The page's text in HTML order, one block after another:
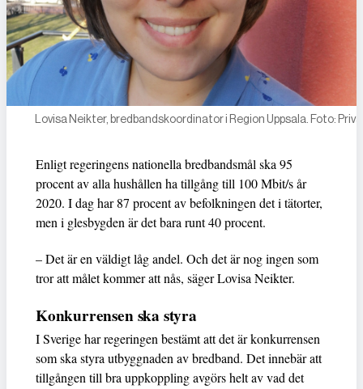
Lovisa Neikter, bredbandskoordinator i Region Uppsala. Foto:
Enligt regeringens nationella bredbandsmål ska 95
procent av alla hushållen ha tillgång till 100 Mbit/s år
2020. I dag har 87 procent av befolkningen det i tätorter,
men i glesbygden är det bara runt 40 procent.
– Det är en väldigt låg andel. Och det är nog ingen som
tror att målet kommer att nås, säger Lovisa Neikter.
Konkurrensen ska styra
I Sverige har regeringen bestämt att det är konkurrensen
som ska styra utbyggnaden av bredband. Det innebär att
tillgången till bra uppkoppling avgörs helt av vad det